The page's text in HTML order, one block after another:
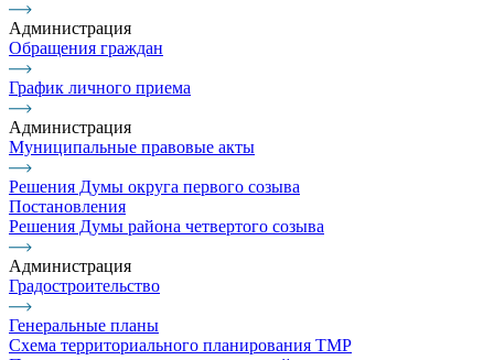
Администрация
Обращения граждан
График личного приема
Администрация
Муниципальные правовые акты
Решения Думы округа первого созыва
Постановления
Решения Думы района четвертого созыва
Администрация
Градостроительство
Генеральные планы
Схема территориального планирования ТМР